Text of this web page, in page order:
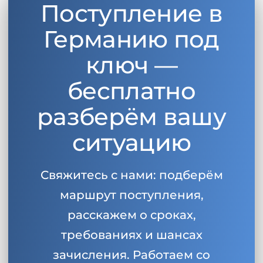
Наши студенты успешно поступают
КОНСУЛЬТАЦИЯ!
Беларусь
Другая страна
ЗАПИСАТЬСЯ НА КОНСУЛЬТАЦИЮ
Поступление в
Германию под
ключ —
бесплатно
разберём вашу
ситуацию
Свяжитесь с нами: подберём
маршрут поступления,
расскажем о сроках,
требованиях и шансах
зачисления. Работаем со